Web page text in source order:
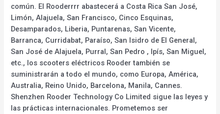
común. El Rooderrrr abastecerá a Costa Rica San José,
Limón, Alajuela, San Francisco, Cinco Esquinas,
Desamparados, Liberia, Puntarenas, San Vicente,
Barranca, Curridabat, Paraíso, San Isidro de El General,
San José de Alajuela, Purral, San Pedro , Ipís, San Miguel,
etc., los scooters eléctricos Rooder también se
suministrarán a todo el mundo, como Europa, América,
Australia, Reino Unido, Barcelona, Manila, Cannes.
Shenzhen Rooder Technology Co Limited sigue las leyes y
las prácticas internacionales. Prometemos ser